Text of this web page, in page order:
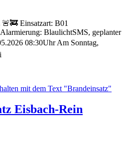
Einsatzart: B01
BlaulichtSMS, geplanter
08:30Uhr Am Sonntag,
Eisbach-Rein